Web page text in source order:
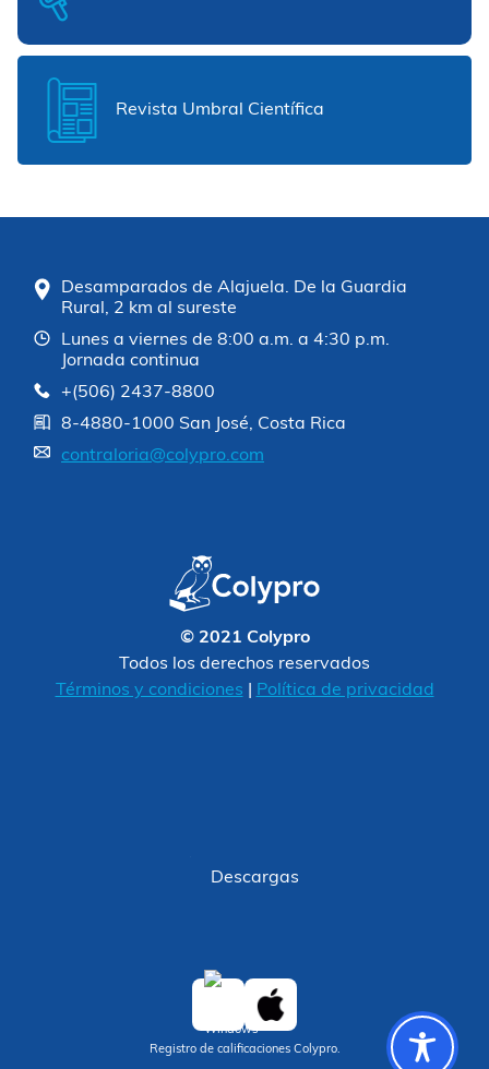
Revista Umbral Científica
Desamparados de Alajuela. De la Guardia
Rural, 2 km al sureste
Lunes a viernes de 8:00 a.m. a 4:30 p.m.
Jornada continua
+(506) 2437-8800
8-4880-1000 San José, Costa Rica
contraloria@colypro.com
© 2021 Colypro
Todos los derechos reservados
Términos y condiciones
Política de privacidad
Descargas
Registro de calificaciones Colypro.